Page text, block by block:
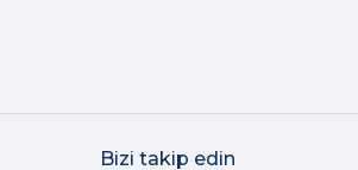
Bizi takip edin